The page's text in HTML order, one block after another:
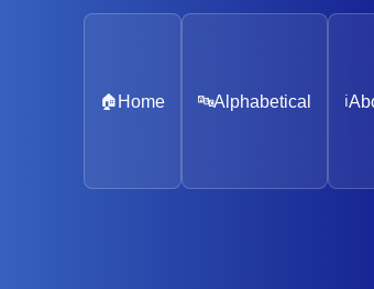
🏠 Home 🔤Alphabetical ℹ️